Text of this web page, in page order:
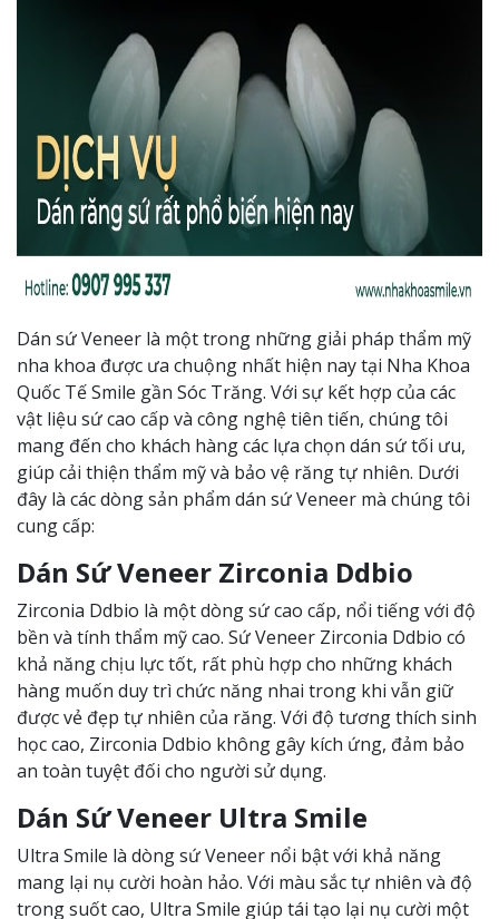
Dán sứ Veneer là một trong những giải pháp thẩm mỹ
nha khoa được ưa chuộng nhất hiện nay tại Nha Khoa
Quốc Tế Smile gần Sóc Trăng. Với sự kết hợp của các
vật liệu sứ cao cấp và công nghệ tiên tiến, chúng tôi
mang đến cho khách hàng các lựa chọn dán sứ tối ưu,
giúp cải thiện thẩm mỹ và bảo vệ răng tự nhiên. Dưới
đây là các dòng sản phẩm dán sứ Veneer mà chúng tôi
cung cấp:
Dán Sứ Veneer Zirconia Ddbio
Zirconia Ddbio là một dòng sứ cao cấp, nổi tiếng với độ
bền và tính thẩm mỹ cao. Sứ Veneer Zirconia Ddbio có
khả năng chịu lực tốt, rất phù hợp cho những khách
hàng muốn duy trì chức năng nhai trong khi vẫn giữ
được vẻ đẹp tự nhiên của răng. Với độ tương thích sinh
học cao, Zirconia Ddbio không gây kích ứng, đảm bảo
an toàn tuyệt đối cho người sử dụng.
Dán Sứ Veneer Ultra Smile
Ultra Smile là dòng sứ Veneer nổi bật với khả năng
mang lại nụ cười hoàn hảo. Với màu sắc tự nhiên và độ
trong suốt cao, Ultra Smile giúp tái tạo lại nụ cười một